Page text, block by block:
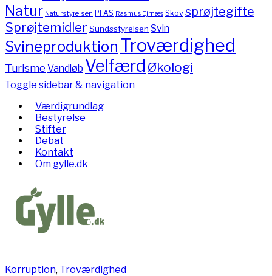
Natur Naturstyrelsen PFAS Rasmus Ejrnæs Skov sprøjtegifte
Sprøjtemidler Sundsstyrelsen Svin
Svineproduktion Troværdighed
TurismeVandløb Velfærd Økologi
Toggle sidebar & navigation
Værdigrundlag
Bestyrelse
Stifter
Debat
Kontakt
Om gylle.dk
Korruption, Troværdighed